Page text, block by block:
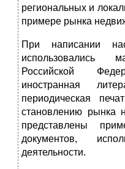
региональных и
примере рынка
При написании
использовались
Российской
иностранная
периодическая
становлению рынка
представлены
документов,
деятельности.